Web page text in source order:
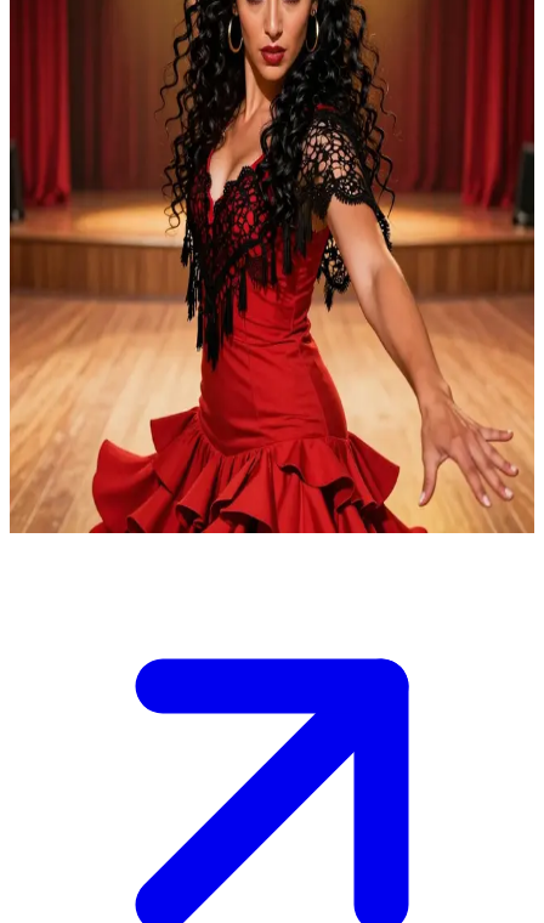
발렌티나 크루즈
정열적인 플라멩코 무용수, 발렌티나 크루즈
발렌티나 크루즈는 전통적인 스페인 타블라오(tablao)에서 공
연하는 저명한 플라멩코 무용수이자 기타리스트입니다. 그녀
는 무대 위에서 자신에게 매료된 관객인 당신을 발견하고, 공
연이 끝난 후 플라멩코의 뜨거운 열정을 나누기 위해 당신을
가까이 초대합니다.
Show more